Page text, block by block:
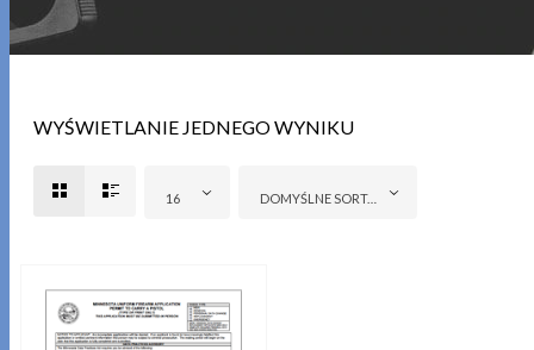
WYŚWIETLANIE JEDNEGO WYNIKU
16 DOMYŚLNE SORTOWANIE